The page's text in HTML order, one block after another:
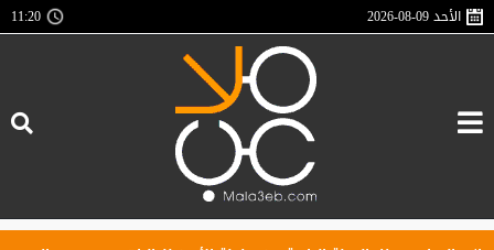
الأحد2026-08-09
11:20